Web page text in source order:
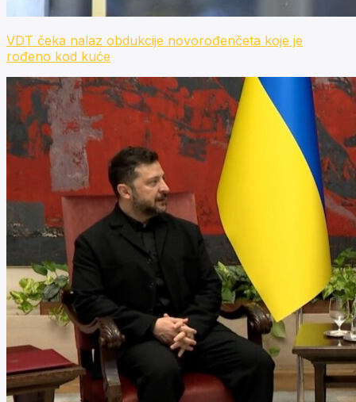
VDT čeka nalaz obdukcije novorođenčeta koje je
rođeno kod kuće